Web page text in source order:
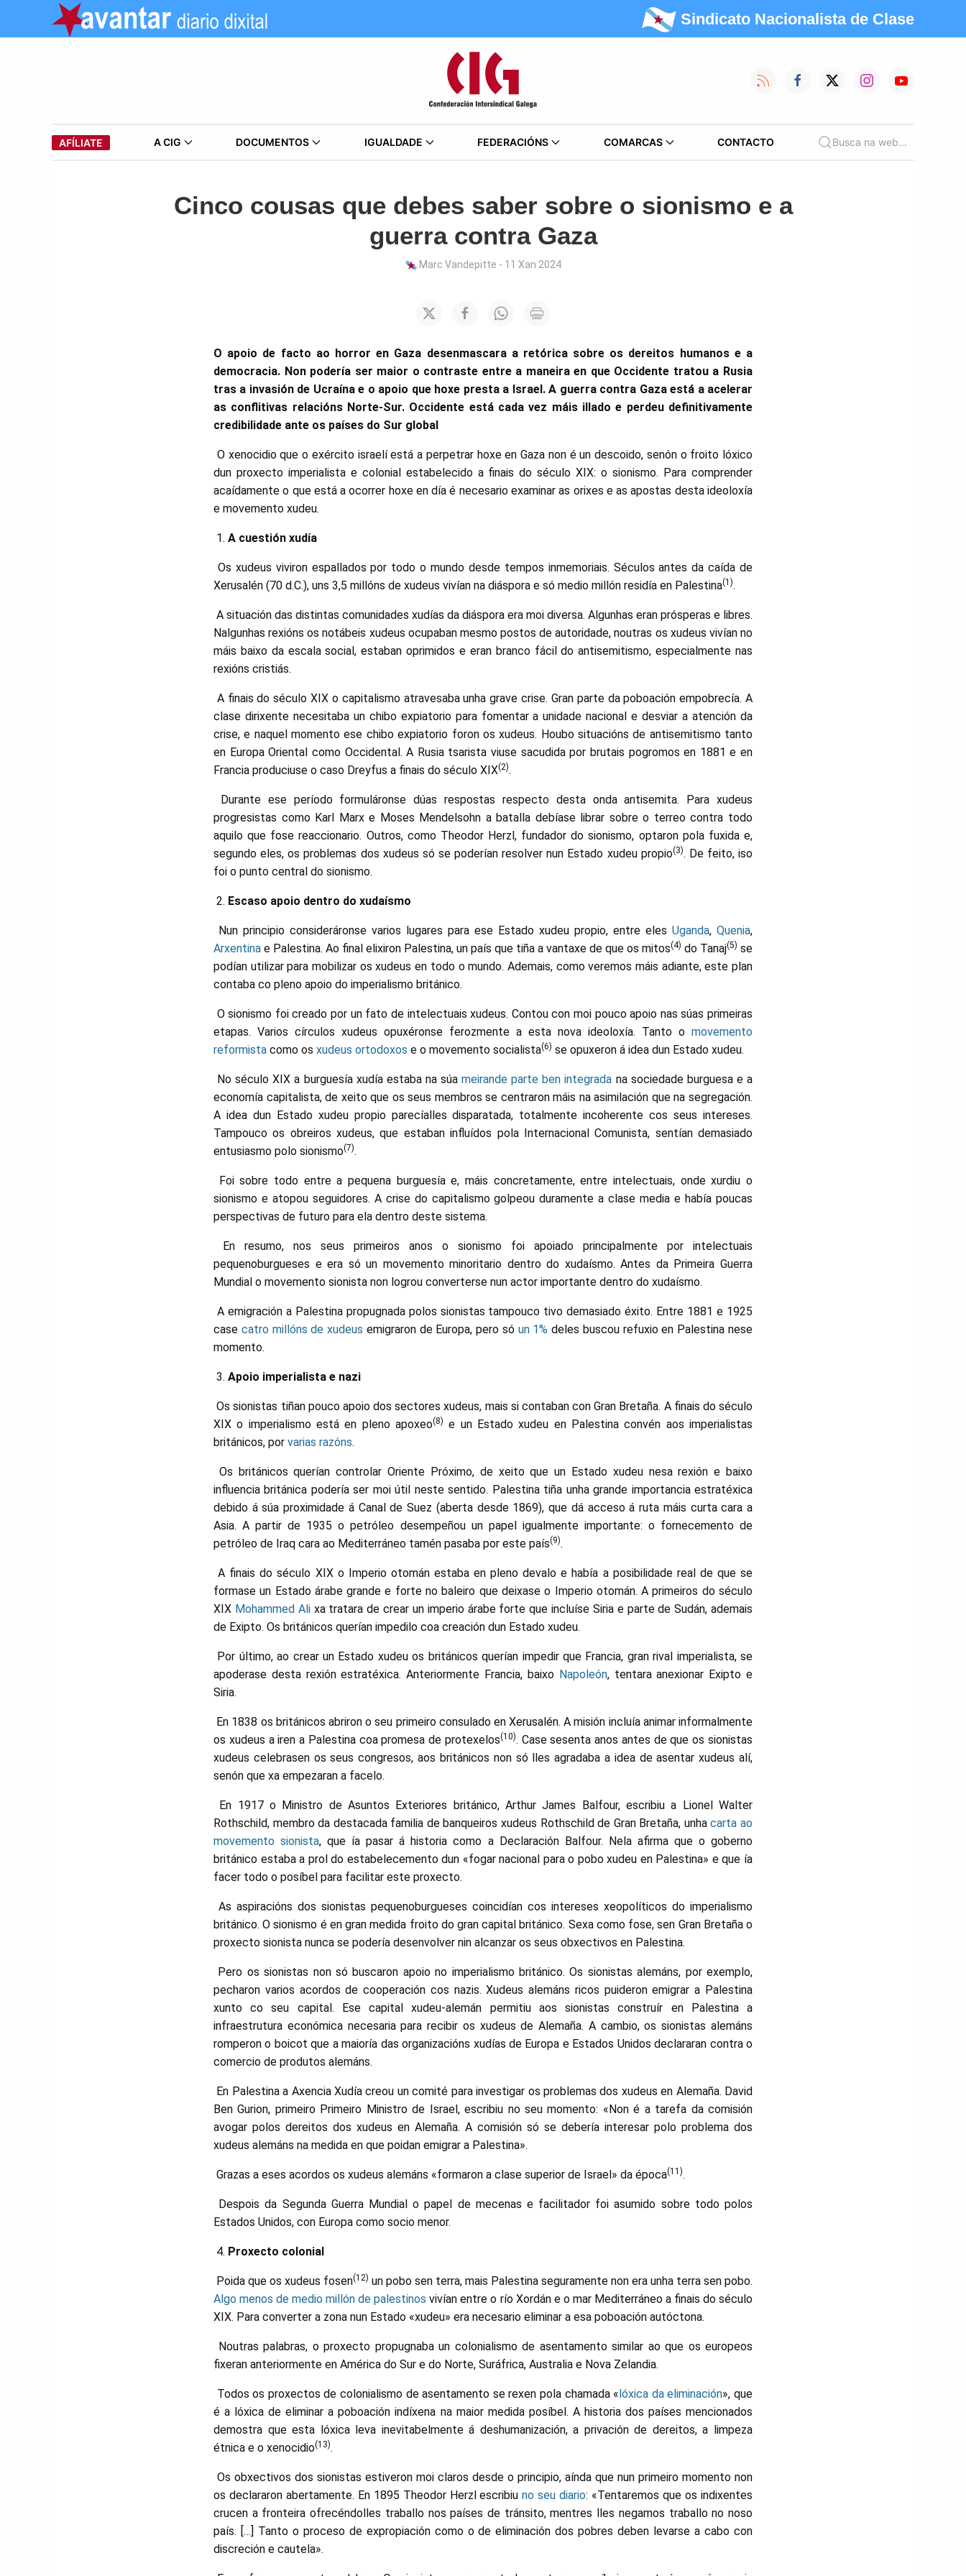
Sindicato Nacionalista de Clase
AFÍLIATE A CIG DOCUMENTOS IGUALDADE FEDERACIÓNS COMARCAS CONTACTO Busca na web...
Cinco cousas que debes saber sobre o sionismo e a
guerra contra Gaza
Marc Vandepitte - 11 Xan 2024
O apoio de facto ao horror en Gaza desenmascara a retórica sobre os dereitos humanos e a
democracia. Non podería ser maior o contraste entre a maneira en que Occidente tratou a Rusia
tras a invasión de Ucraína e o apoio que hoxe presta a Israel. A guerra contra Gaza está a acelerar
as conflitivas relacións Norte-Sur. Occidente está cada vez máis illado e perdeu definitivamente
credibilidade ante os países do Sur global
O xenocidio que o exército israelí está a perpetrar hoxe en Gaza non é un descoido, senón o froito lóxico
dun proxecto imperialista e colonial estabelecido a finais do século XIX: o sionismo. Para comprender
acaídamente o que está a ocorrer hoxe en día é necesario examinar as orixes e as apostas desta ideoloxía
e movemento xudeu.
A cuestión xudía
Os xudeus viviron espallados por todo o mundo desde tempos inmemoriais. Séculos antes da caída de
Xerusalén (70 d.C.), uns 3,5 millóns de xudeus vivían na diáspora e só medio millón residía en Palestina(1).
A situación das distintas comunidades xudías da diáspora era moi diversa. Algunhas eran prósperas e libres.
Nalgunhas rexións os notábeis xudeus ocupaban mesmo postos de autoridade, noutras os xudeus vivían no
máis baixo da escala social, estaban oprimidos e eran branco fácil do antisemitismo, especialmente nas
rexións cristiás.
A finais do século XIX o capitalismo atravesaba unha grave crise. Gran parte da poboación empobrecía. A
clase dirixente necesitaba un chibo expiatorio para fomentar a unidade nacional e desviar a atención da
crise, e naquel momento ese chibo expiatorio foron os xudeus. Houbo situacións de antisemitismo tanto
en Europa Oriental como Occidental. A Rusia tsarista viuse sacudida por brutais pogromos en 1881 e en
Francia produciuse o caso Dreyfus a finais do século XIX(2).
Durante ese período formuláronse dúas respostas respecto desta onda antisemita. Para xudeus
progresistas como Karl Marx e Moses Mendelsohn a batalla debíase librar sobre o terreo contra todo
aquilo que fose reaccionario. Outros, como Theodor Herzl, fundador do sionismo, optaron pola fuxida e,
segundo eles, os problemas dos xudeus só se poderían resolver nun Estado xudeu propio(3). De feito, iso
foi o punto central do sionismo.
Escaso apoio dentro do xudaísmo
Nun principio consideráronse varios lugares para ese Estado xudeu propio, entre eles Uganda, Quenia,
Arxentina e Palestina. Ao final elixiron Palestina, un país que tiña a vantaxe de que os mitos(4) do Tanaj(5) se
podían utilizar para mobilizar os xudeus en todo o mundo. Ademais, como veremos máis adiante, este plan
contaba co pleno apoio do imperialismo británico.
O sionismo foi creado por un fato de intelectuais xudeus. Contou con moi pouco apoio nas súas primeiras
etapas. Varios círculos xudeus opuxéronse ferozmente a esta nova ideoloxía. Tanto o movemento
reformista como os xudeus ortodoxos e o movemento socialista(6) se opuxeron á idea dun Estado xudeu.
No século XIX a burguesía xudía estaba na súameirande parte ben integrada na sociedade burguesa e a
economía capitalista, de xeito que os seus membros se centraron máis na asimilación que na segregación.
A idea dun Estado xudeu propio parecíalles disparatada, totalmente incoherente cos seus intereses.
Tampouco os obreiros xudeus, que estaban influídos pola Internacional Comunista, sentían demasiado
entusiasmo polo sionismo(7).
Foi sobre todo entre a pequena burguesía e, máis concretamente, entre intelectuais, onde xurdiu o
sionismo e atopou seguidores. A crise do capitalismo golpeou duramente a clase media e había poucas
perspectivas de futuro para ela dentro deste sistema.
En resumo, nos seus primeiros anos o sionismo foi apoiado principalmente por intelectuais
pequenoburgueses e era só un movemento minoritario dentro do xudaísmo. Antes da Primeira Guerra
Mundial o movemento sionista non logrou converterse nun actor importante dentro do xudaísmo.
A emigración a Palestina propugnada polos sionistas tampouco tivo demasiado éxito. Entre 1881 e 1925
case catro millóns de xudeus emigraron de Europa, pero só un 1% deles buscou refuxio en Palestina nese
momento.
Apoio imperialista e nazi
Os sionistas tiñan pouco apoio dos sectores xudeus, mais si contaban con Gran Bretaña. A finais do século
XIX o imperialismo está en pleno apoxeo(8) e un Estado xudeu en Palestina convén aos imperialistas
británicos, por varias razóns.
Os británicos querían controlar Oriente Próximo, de xeito que un Estado xudeu nesa rexión e baixo
influencia británica podería ser moi útil neste sentido. Palestina tiña unha grande importancia estratéxica
debido á súa proximidade á Canal de Suez (aberta desde 1869), que dá acceso á ruta máis curta cara a
Asia. A partir de 1935 o petróleo desempeñou un papel igualmente importante: o fornecemento de
petróleo de Iraq cara ao Mediterráneo tamén pasaba por este país(9).
A finais do século XIX o Imperio otomán estaba en pleno devalo e había a posibilidade real de que se
formase un Estado árabe grande e forte no baleiro que deixase o Imperio otomán. A primeiros do século
XIX Mohammed Alixa tratara de crear un imperio árabe forte que incluíse Siria e parte de Sudán, ademais
de Exipto. Os británicos querían impedilo coa creación dun Estado xudeu.
Por último, ao crear un Estado xudeu os británicos querían impedir que Francia, gran rival imperialista, se
apoderase desta rexión estratéxica. Anteriormente Francia, baixo Napoleón, tentara anexionar Exipto e
Siria.
En 1838 os británicos abriron o seu primeiro consulado en Xerusalén. A misión incluía animar informalmente
os xudeus a iren a Palestina coa promesa de protexelos(10). Case sesenta anos antes de que os sionistas
xudeus celebrasen os seus congresos, aos británicos non só lles agradaba a idea de asentar xudeus alí,
senón que xa empezaran a facelo.
En 1917 o Ministro de Asuntos Exteriores británico, Arthur James Balfour, escribiu a Lionel Walter
Rothschild, membro da destacada familia de banqueiros xudeus Rothschild de Gran Bretaña, unhacarta ao
movemento sionista, que ía pasar á historia como a Declaración Balfour. Nela afirma que o goberno
británico estaba a prol do estabelecemento dun «fogar nacional para o pobo xudeu en Palestina» e que ía
facer todo o posíbel para facilitar este proxecto.
As aspiracións dos sionistas pequenoburgueses coincidían cos intereses xeopolíticos do imperialismo
británico. O sionismo é en gran medida froito do gran capital británico. Sexa como fose, sen Gran Bretaña o
proxecto sionista nunca se podería desenvolver nin alcanzar os seus obxectivos en Palestina.
Pero os sionistas non só buscaron apoio no imperialismo británico. Os sionistas alemáns, por exemplo,
pecharon varios acordos de cooperación cos nazis. Xudeus alemáns ricos puideron emigrar a Palestina
xunto co seu capital. Ese capital xudeu-alemán permitiu aos sionistas construír en Palestina a
infraestrutura económica necesaria para recibir os xudeus de Alemaña. A cambio, os sionistas alemáns
romperon o boicot que a maioría das organizacións xudías de Europa e Estados Unidos declararan contra o
comercio de produtos alemáns.
En Palestina a Axencia Xudía creou un comité para investigar os problemas dos xudeus en Alemaña. David
Ben Gurion, primeiro Primeiro Ministro de Israel, escribiu no seu momento: «Non é a tarefa da comisión
avogar polos dereitos dos xudeus en Alemaña. A comisión só se debería interesar polo problema dos
xudeus alemáns na medida en que poidan emigrar a Palestina».
Grazas a eses acordos os xudeus alemáns «formaron a clase superior de Israel» da época(11).
Despois da Segunda Guerra Mundial o papel de mecenas e facilitador foi asumido sobre todo polos
Estados Unidos, con Europa como socio menor.
Proxecto colonial
Poida que os xudeus fosen(12) un pobo sen terra, mais Palestina seguramente non era unha terra sen pobo.
Algo menos de medio millón de palestinos vivían entre o río Xordán e o mar Mediterráneo a finais do século
XIX. Para converter a zona nun Estado «xudeu» era necesario eliminar a esa poboación autóctona.
Noutras palabras, o proxecto propugnaba un colonialismo de asentamento similar ao que os europeos
fixeran anteriormente en América do Sur e do Norte, Suráfrica, Australia e Nova Zelandia.
Todos os proxectos de colonialismo de asentamento se rexen pola chamada «lóxica da eliminación», que
é a lóxica de eliminar a poboación indíxena na maior medida posíbel. A historia dos países mencionados
demostra que esta lóxica leva inevitabelmente á deshumanización, a privación de dereitos, a limpeza
étnica e o xenocidio(13).
Os obxectivos dos sionistas estiveron moi claros desde o principio, aínda que nun primeiro momento non
os declararon abertamente. En 1895 Theodor Herzl escribiuno seu diario: «Tentaremos que os indixentes
crucen a fronteira ofrecéndolles traballo nos países de tránsito, mentres lles negamos traballo no noso
país. […] Tanto o proceso de expropiación como o de eliminación dos pobres deben levarse a cabo con
discreción e cautela».